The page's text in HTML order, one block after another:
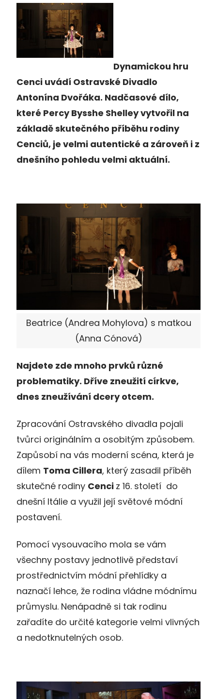
Dynamickou hru
Cenci uvádí Ostravské Divadlo
Antonína Dvořáka. Nadčasové dílo,
které Percy Bysshe Shelley vytvořil na
základě skutečného příběhu rodiny
Cenciů, je velmi autentické a zároveň i z
dnešního pohledu velmi aktuální.
Beatrice (Andrea Mohylova) s matkou
(Anna Cónová)
Najdete zde mnoho prvků různé
problematiky. Dříve zneužití církve,
dnes zneužívání dcery otcem.
Zpracování Ostravského divadla pojali
tvůrci originálním a osobitým způsobem.
Zapůsobí na vás moderní scéna, která je
dílem Toma Cillera, který zasadil příběh
skutečné rodiny Cenci z 16. století do
dnešní Itálie a využil její světové módní
postavení.
Pomocí vysouvacího mola se vám
všechny postavy jednotlivě představí
prostřednictvím módní přehlídky a
naznačí lehce, že rodina vládne módnímu
průmyslu. Nenápadně si tak rodinu
zařadíte do určité kategorie velmi vlivných
a nedotknutelných osob.